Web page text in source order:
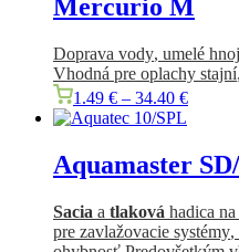
Mercurio M
Doprava vody, umelé
Vhodná pre oplachy stajní,
1.49 € – 34.40 €
Aquamaster
Sacia a tlaková hadica na
pre zavlažovacie systémy,